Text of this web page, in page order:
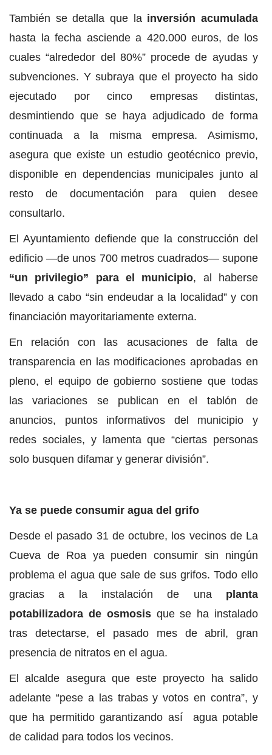
También se detalla que la inversión acumulada
hasta la fecha asciende a 420.000 euros, de los
cuales “alrededor del 80%” procede de ayudas y
subvenciones. Y subraya que el proyecto ha sido
ejecutado por cinco empresas distintas,
desmintiendo que se haya adjudicado de forma
continuada a la misma empresa. Asimismo,
asegura que existe un estudio geotécnico previo,
disponible en dependencias municipales junto al
resto de documentación para quien desee
consultarlo.
El Ayuntamiento defiende que la construcción del
edificio —de unos 700 metros cuadrados— supone
“un privilegio” para el municipio, al haberse
llevado a cabo “sin endeudar a la localidad” y con
financiación mayoritariamente externa.
En relación con las acusaciones de falta de
transparencia en las modificaciones aprobadas en
pleno, el equipo de gobierno sostiene que todas
las variaciones se publican en el tablón de
anuncios, puntos informativos del municipio y
redes sociales, y lamenta que “ciertas personas
solo busquen difamar y generar división”.
Ya se puede consumir agua del grifo
Desde el pasado 31 de octubre, los vecinos de La
Cueva de Roa ya pueden consumir sin ningún
problema el agua que sale de sus grifos. Todo ello
gracias a la instalación de unaplanta
potabilizadora de osmosis que se ha instalado
tras detectarse, el pasado mes de abril, gran
presencia de nitratos en el agua.
El alcalde asegura que este proyecto ha salido
adelante “pese a las trabas y votos en contra”, y
que ha permitido garantizando así agua potable
de calidad para todos los vecinos.